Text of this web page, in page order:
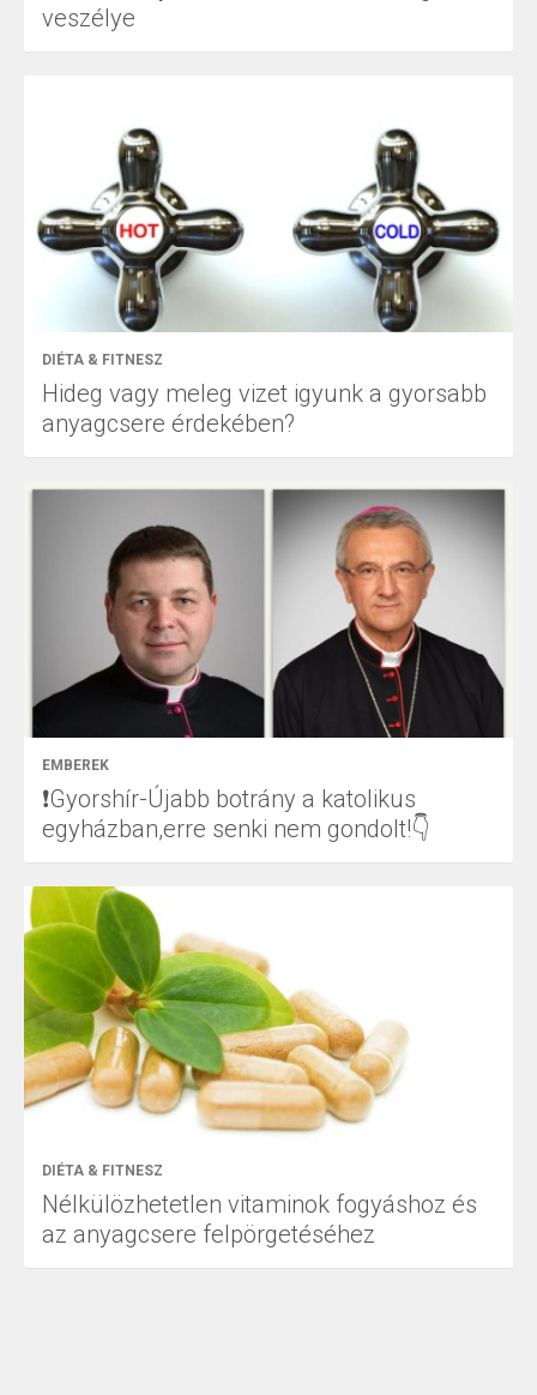
veszélye
DIÉTA & FITNESZ
Hideg vagy meleg vizet igyunk a gyorsabb
anyagcsere érdekében?
EMBEREK
❗Gyorshír-Újabb botrány a katolikus
egyházban,erre senki nem gondolt!👇
DIÉTA & FITNESZ
Nélkülözhetetlen vitaminok fogyáshoz és
az anyagcsere felpörgetéséhez